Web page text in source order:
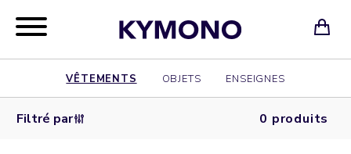
VÊTEMENTS OBJETS ENSEIGNES
Filtré par 0 produits